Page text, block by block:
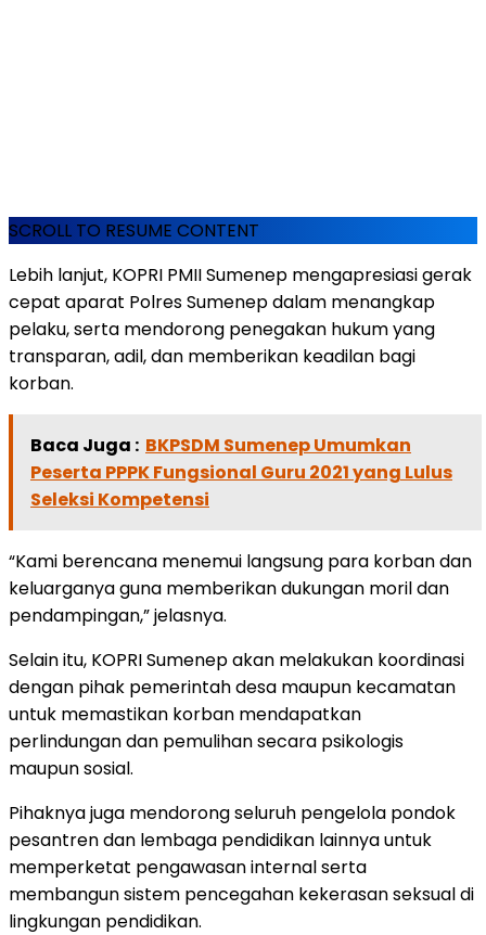
SCROLL TO RESUME CONTENT
Lebih lanjut, KOPRI PMII Sumenep mengapresiasi gerak
cepat aparat Polres Sumenep dalam menangkap
pelaku, serta mendorong penegakan hukum yang
transparan, adil, dan memberikan keadilan bagi
korban.
Baca Juga : BKPSDM Sumenep Umumkan
Peserta PPPK Fungsional Guru 2021 yang Lulus
Seleksi Kompetensi
“Kami berencana menemui langsung para korban dan
keluarganya guna memberikan dukungan moril dan
pendampingan,” jelasnya.
Selain itu, KOPRI Sumenep akan melakukan koordinasi
dengan pihak pemerintah desa maupun kecamatan
untuk memastikan korban mendapatkan
perlindungan dan pemulihan secara psikologis
maupun sosial.
Pihaknya juga mendorong seluruh pengelola pondok
pesantren dan lembaga pendidikan lainnya untuk
memperketat pengawasan internal serta
membangun sistem pencegahan kekerasan seksual di
lingkungan pendidikan.